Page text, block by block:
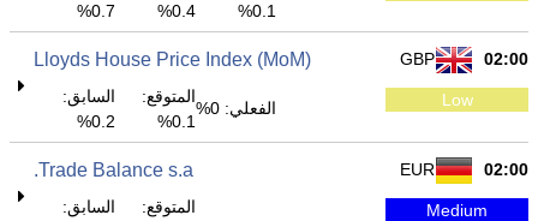
0.1%
0.4%
0.7%
02:00
GBP
Lloyds House Price Index (MoM)
Low الفعلي: 0%
المتوقع:
0.1%
السابق:
0.2%
02:00
EUR
Trade Balance s.a.
Medium
المتوقع:
السابق: